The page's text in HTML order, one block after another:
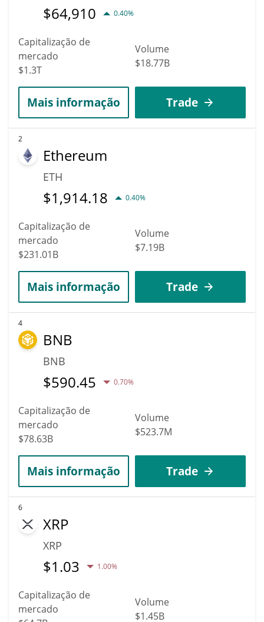
$64,910 0.40%
Capitalização de
mercado
$1.3T
Volume
$18.77B
Mais informação Trade
2
Ethereum
ETH
$1,914.18 0.40%
Capitalização de
mercado
$231.01B
Volume
$7.19B
Mais informação Trade
4
BNB
BNB
$590.45 0.70%
Capitalização de
mercado
$78.63B
Volume
$523.7M
Mais informação Trade
6
XRP
XRP
$1.03 1.00%
Capitalização de
mercado
Volume
$1.45B